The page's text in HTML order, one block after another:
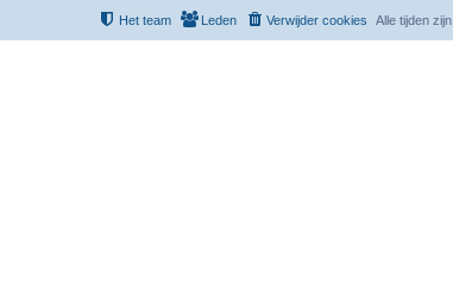
Alle tijden zijn
Verwijder cookies
Leden
Het team